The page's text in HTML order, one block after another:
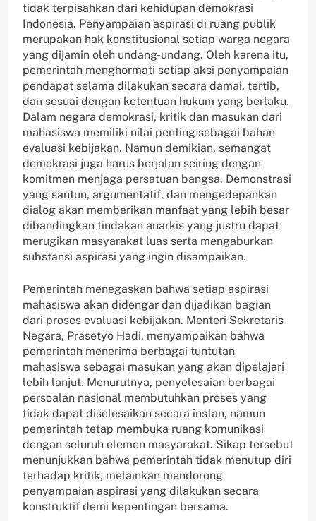
tidak terpisahkan dari kehidupan demokrasi
Indonesia. Penyampaian aspirasi di ruang publik
merupakan hak konstitusional setiap warga negara
yang dijamin oleh undang-undang. Oleh karena itu,
pemerintah menghormati setiap aksi penyampaian
pendapat selama dilakukan secara damai, tertib,
dan sesuai dengan ketentuan hukum yang berlaku.
Dalam negara demokrasi, kritik dan masukan dari
mahasiswa memiliki nilai penting sebagai bahan
evaluasi kebijakan. Namun demikian, semangat
demokrasi juga harus berjalan seiring dengan
komitmen menjaga persatuan bangsa. Demonstrasi
yang santun, argumentatif, dan mengedepankan
dialog akan memberikan manfaat yang lebih besar
dibandingkan tindakan anarkis yang justru dapat
merugikan masyarakat luas serta mengaburkan
substansi aspirasi yang ingin disampaikan.
Pemerintah menegaskan bahwa setiap aspirasi
mahasiswa akan didengar dan dijadikan bagian
dari proses evaluasi kebijakan. Menteri Sekretaris
Negara, Prasetyo Hadi, menyampaikan bahwa
pemerintah menerima berbagai tuntutan
mahasiswa sebagai masukan yang akan dipelajari
lebih lanjut. Menurutnya, penyelesaian berbagai
persoalan nasional membutuhkan proses yang
tidak dapat diselesaikan secara instan, namun
pemerintah tetap membuka ruang komunikasi
dengan seluruh elemen masyarakat. Sikap tersebut
menunjukkan bahwa pemerintah tidak menutup diri
terhadap kritik, melainkan mendorong
penyampaian aspirasi yang dilakukan secara
konstruktif demi kepentingan bersama.